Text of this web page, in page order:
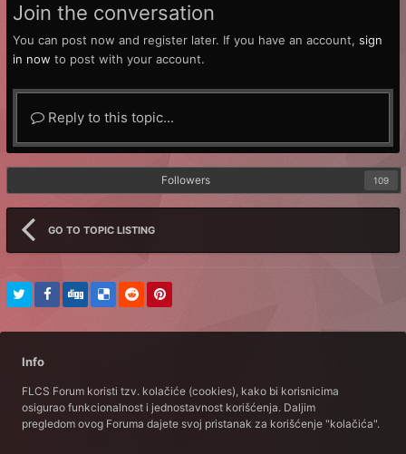
Join the conversation
You can post now and register later. If you have an account, sign
in now to post with your account.
Reply to this topic...
Followers 109
GO TO TOPIC LISTING
Info
FLCS Forum koristi tzv. kolačiće (cookies), kako bi korisnicima
osigurao funkcionalnost i jednostavnost korišćenja. Daljim
pregledom ovog Foruma dajete svoj pristanak za korišćenje "kolačića".